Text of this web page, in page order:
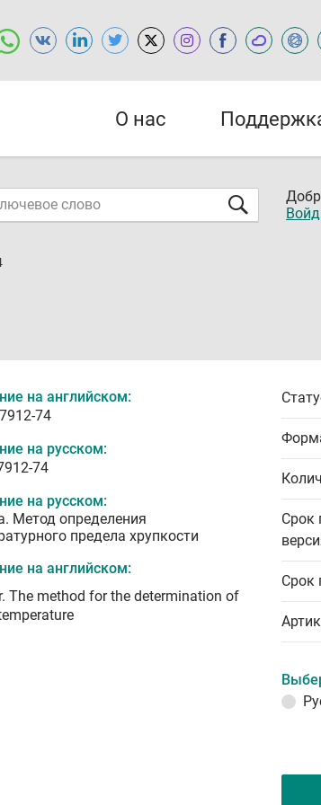
О нас
на английском:
74
на русском:
74
на русском:
Метод определения
предела хрупкости
на английском:
The method for the determination of
Срок
Срок